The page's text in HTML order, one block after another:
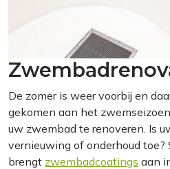
De zomer is weer voorbij en
gekomen aan het
uw zwembad te renoveren. Is
vernieuwing of onderhoud toe?
brengt zwembadcoatings aan